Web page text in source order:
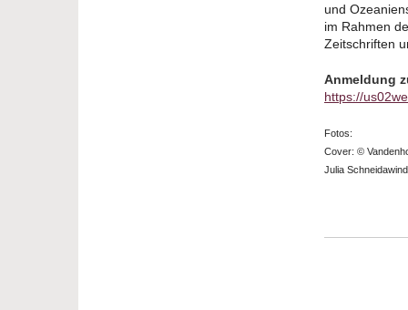
und
im Rahmen
Zeitschriften
Anmeldung
https://
Fotos:
Cover: ©
Julia